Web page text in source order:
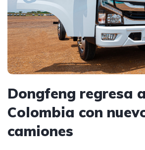
Dongfeng regresa a
Colombia con
camiones